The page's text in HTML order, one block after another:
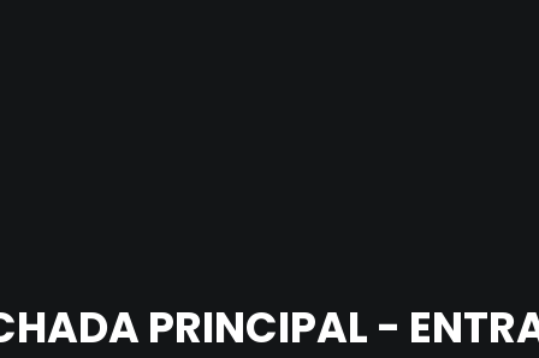
PRINCIPAL -